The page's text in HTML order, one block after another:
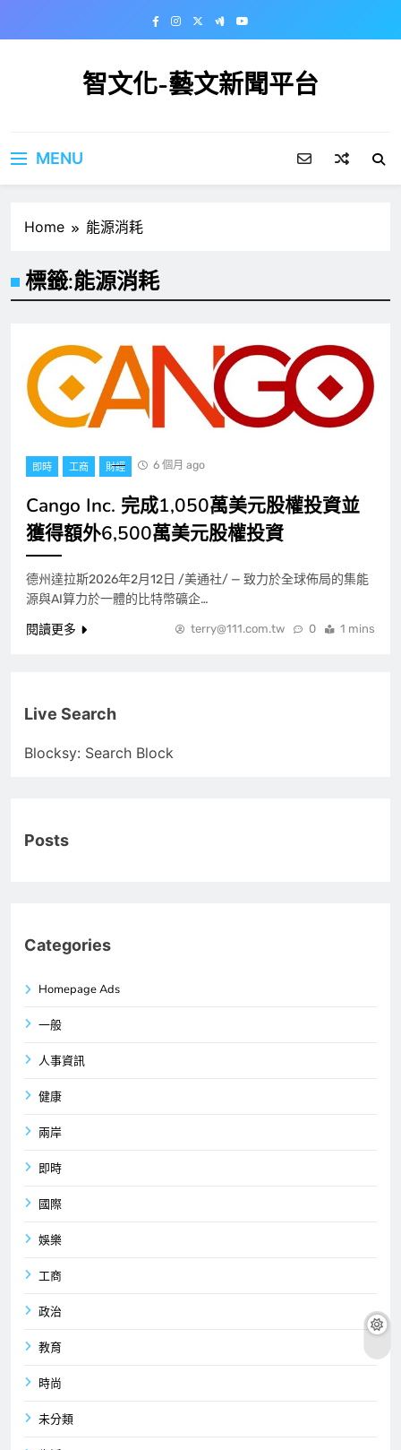
智文化-藝文新聞平台
MENU
Home 能源消耗
標籤:能源消耗
即時 工商 財經 6 個月 ago
Cango Inc. 完成1,050萬美元股權投資並
獲得額外6,500萬美元股權投資
德州達拉斯2026年2月12日 /美通社/ — 致力於全球佈局的集能
源與AI算力於一體的比特幣礦企…
閱讀更多
terry@111.com.tw 0 1 mins
Live Search
Blocksy: Search Block
Posts
Categories
Homepage Ads
一般
人事資訊
健康
兩岸
即時
國際
娛樂
工商
政治
教育
時尚
未分類